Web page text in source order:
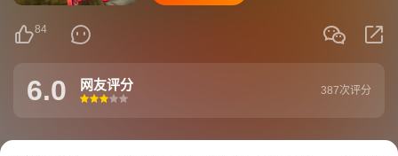
84
6.0 网友评分
很差
较差还行推荐力荐
387次评分